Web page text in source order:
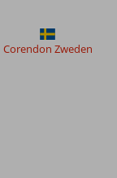
Corendon Zweden